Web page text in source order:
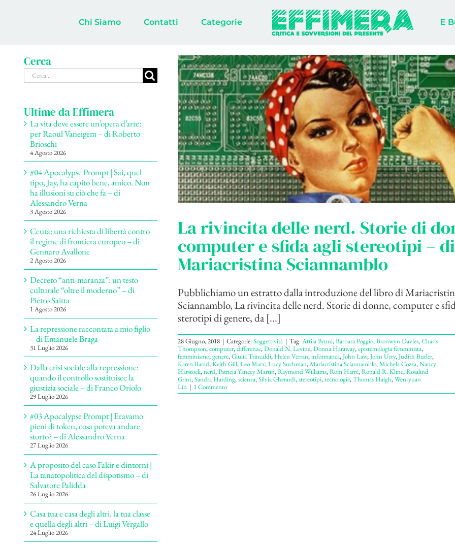
Chi Siamo Contatti Categorie E
La rivincita delle nerd. Storie di
computer e sfida agli stereotipi – di
Mariacristina Sciannamblo
Pubblichiamo un estratto dalla introduzione del libro di
Sciannamblo, La rivincita delle nerd. Storie di donne, computer e
sterotipi di genere, da [...]
28 Giugno, 2018 | Categorie:Soggettività | Tag:Attila Bruni,Barbara Poggio,Bronwyn Davies,Charis
Thompson,computer,differenze,Donald N. Levine,Donna Haraway,epistemologia femminista,
femminismo,genere,Giulia Trincaldi,Helen Verran,informatica,John Law,John Urry,Judith Butler,
Karen Barad,Keith Gill,Leo Marx,Lucy Suchman,Mariacristina Sciannamblo,Michela Cozza,Nancy
Harstock,nerd,Patricia Yancey Martin,Raymond Williams,Rom Harré,Ronald R. Kline,Rosalind
Grint,Sandra Harding,scienza,Silvia Gherardi,stereotipi,tecnologie,Thomas Haigh,Wen-yuan
Lin | 1 Commento
Cerca
Cerca
per:
Ultime da Effimera
La vita deve essere un’opera d’arte:
per Raoul Vaneigem – di Roberto
Brioschi
4 Agosto 2026
#04 Apocalypse Prompt | Sai, quel
tipo, Jay, ha capito bene, amico. Non
ha illusioni su ciò che fa – di
Alessandro Verna
3 Agosto 2026
Ceuta: una richiesta di libertà contro
il regime di frontiera europeo – di
Gennaro Avallone
2 Agosto 2026
Decreto “anti-maranza”: un testo
culturale “oltre il moderno” – di
Pietro Saitta
1 Agosto 2026
La repressione raccontata a mio figlio
– di Emanuele Braga
31 Luglio 2026
Dalla crisi sociale alla repressione:
quando il controllo sostituisce la
giustizia sociale – di Franco Oriolo
29 Luglio 2026
#03 Apocalypse Prompt | Eravamo
pieni di token, cosa poteva andare
storto? – di Alessandro Verna
27 Luglio 2026
A proposito del caso Fakir e dintorni |
La tanatopolitica del dispotismo – di
Salvatore Palidda
26 Luglio 2026
Casa tua e casa degli altri, la tua classe
e quella degli altri – di Luigi Vergallo
24 Luglio 2026